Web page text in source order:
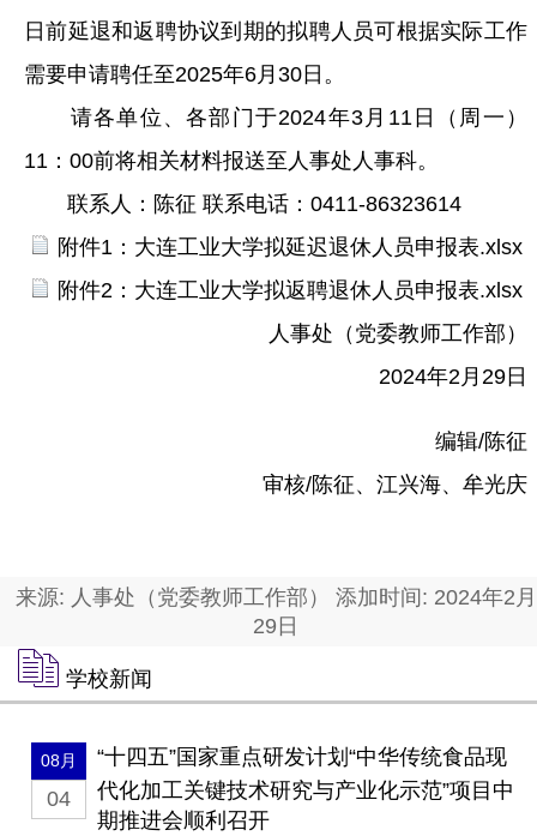
日前延退和返聘协议到期的拟聘人员可根据实际工作
需要申请聘任至2025年6月30日。
请各单位、各部门于2024年3月11日（周一）
11：00前将相关材料报送至人事处人事科。
联系人：陈征 联系电话：0411-86323614
附件1：大连工业大学拟延迟退休人员申报表.xlsx
附件2：大连工业大学拟返聘退休人员申报表.xlsx
人事处（党委教师工作部）
2024年2月29日
编辑/陈征
审核/陈征、江兴海、牟光庆
来源: 人事处（党委教师工作部） 添加时间: 2024年2月
29日
学校新闻
08月
04
“十四五”国家重点研发计划“中华传统食品现
代化加工关键技术研究与产业化示范”项目中
期推进会顺利召开